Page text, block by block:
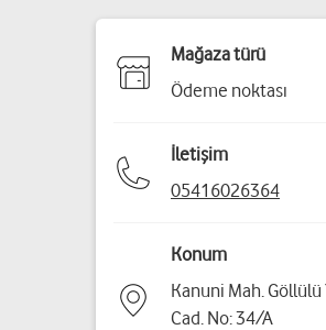
Mağaza türü
Ödeme noktası
İletişim
05416026364
Konum
Kanuni Mah. Göllülü
Cad. No: 34/A